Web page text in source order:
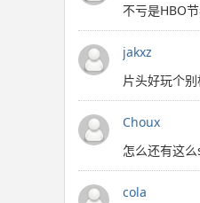
不亏是HBO
jakxz
片头好玩个
Choux
怎么还有这
cola